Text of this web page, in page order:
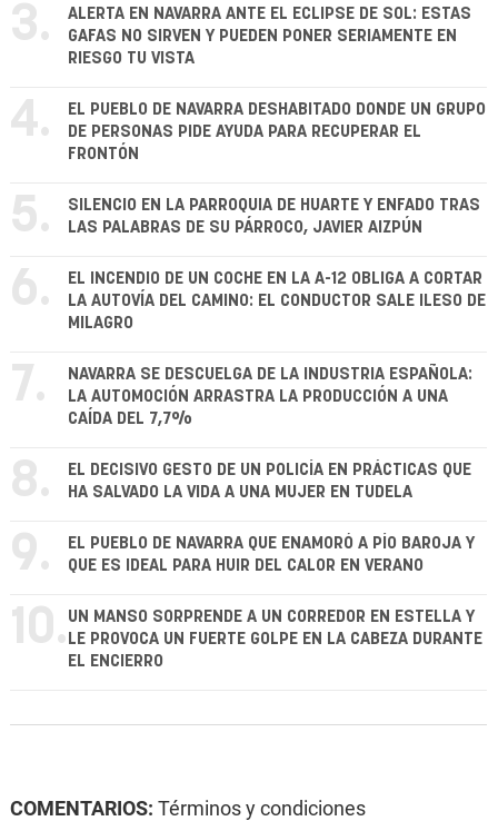
3.
ALERTA EN NAVARRA ANTE EL ECLIPSE DE SOL: ESTAS
GAFAS NO SIRVEN Y PUEDEN PONER SERIAMENTE EN
RIESGO TU VISTA
4.
EL PUEBLO DE NAVARRA DESHABITADO DONDE UN GRUPO
DE PERSONAS PIDE AYUDA PARA RECUPERAR EL
FRONTÓN
5.
SILENCIO EN LA PARROQUIA DE HUARTE Y ENFADO TRAS
LAS PALABRAS DE SU PÁRROCO, JAVIER AIZPÚN
6.
EL INCENDIO DE UN COCHE EN LA A-12 OBLIGA A CORTAR
LA AUTOVÍA DEL CAMINO: EL CONDUCTOR SALE ILESO DE
MILAGRO
7.
NAVARRA SE DESCUELGA DE LA INDUSTRIA ESPAÑOLA:
LA AUTOMOCIÓN ARRASTRA LA PRODUCCIÓN A UNA
CAÍDA DEL 7,7%
8.
EL DECISIVO GESTO DE UN POLICÍA EN PRÁCTICAS QUE
HA SALVADO LA VIDA A UNA MUJER EN TUDELA
9.
EL PUEBLO DE NAVARRA QUE ENAMORÓ A PÍO BAROJA Y
QUE ES IDEAL PARA HUIR DEL CALOR EN VERANO
10. UN MANSO SORPRENDE A UN CORREDOR EN ESTELLA Y
LE PROVOCA UN FUERTE GOLPE EN LA CABEZA DURANTE
EL ENCIERRO
COMENTARIOS: Términos y condiciones